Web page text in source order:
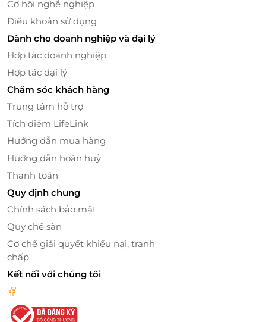
khách hàng
Bước 3: Nhân viên mặt đất tại sân bay liên hệ
và đón khách từ cổng nhà ga
Bước 4: Khách hàng gặp nhân viên và sử
dụng dịch vụ
Điều kiện lưu ý bắt buộc:
Các trường hợp phát sinh không thông báo
hàng tự thanh toán tại quầy lễ tân theo
bảng giá công bố cho khách lẻ tại Phòng
khách, LifeLink hoàn toàn không chịu trách
nhiệm
Thời gian thông báo tối thiểu trước 1 ngày sử
dụng dịch vụ
Hotline hỗ trợ tư vấn (9h-20h): 1900 2065 /
0702 804 262
Văn phòng HCM: 028 6680 8757 / 097 342
Điều kiện khác:
Một khách hàng được mua nhiều E-
Cơ hội nghề nghiệp
Điều khoản sử dụng
Dành cho doanh nghiệp và đại lý
Hợp tác doanh nghiệp
Hợp tác đại lý
Chăm sóc khách hàng
Trung tâm hỗ trợ
Tích điểm LifeLink
Hướng dẫn mua hàng
Hướng dẫn hoàn huỷ
Thanh toán
Quy định chung
Chính sách bảo mật
Quy chế sàn
Cơ chế giải quyết khiếu nại, tranh
chấp
Kết nối với chúng tôi